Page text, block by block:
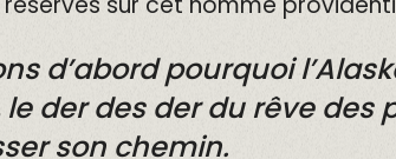
d’abord pourquoi
le der des der du rêve des
son chemin.